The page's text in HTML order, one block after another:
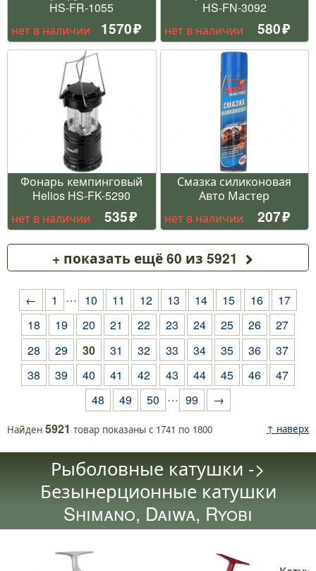
HS-FR-1055
нет в наличии
1570
HS-FN-3092
нет в наличии
580
Фонарь кемпинговый
Helios HS-FK-5290
нет в наличии
535
Смазка силиконовая
Авто Мастер
нет в наличии
207
+ показать ещё 60 из 5921
← 1 … 10 11 12 13 14 15 16
17
18
19 20 21 22 23 24 25 26
27
28
29 30 31 32 33 34 35 36
37
38
39 40 41 42 43 44 45 46
47
48
49 50 … 99 →
Найден 5921 товар показаны с 1741 по 1800 ↑ наверх
Рыболовные катушки ->
Безынерционные катушки
Shimano, Daiwa, Ryobi